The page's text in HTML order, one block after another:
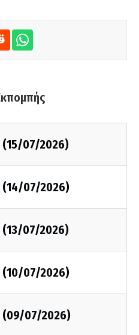
(15/07/2026)
(14/07/2026)
(13/07/2026)
(10/07/2026)
(09/07/2026)